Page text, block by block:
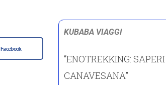
Facebook
KUBABA VIAGGI
“ENOTREKKING:
CANAVESANA”